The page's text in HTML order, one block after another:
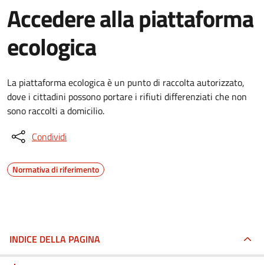
Accedere alla piattaforma
ecologica
La piattaforma ecologica è un punto di raccolta autorizzato,
dove i cittadini possono portare i rifiuti differenziati che non
sono raccolti a domicilio.
Condividi
Normativa di riferimento
INDICE DELLA PAGINA